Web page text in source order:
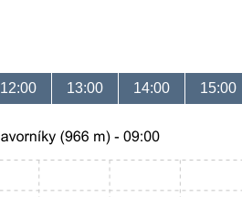
12:00 13:00 14:00 15:00